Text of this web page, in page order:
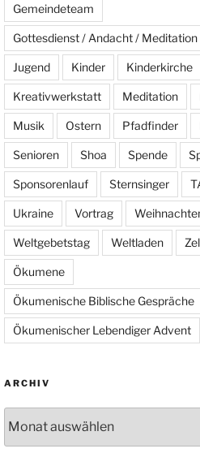
Gemeindeteam
Gottesdienst / Andacht / Meditation
Jugend Kinder Kinderkirche
Kreativwerkstatt Meditation
Musik Ostern Pfadfinder
Senioren Shoa Spende
Sponsorenlauf Sternsinger
Ukraine Vortrag
Weltgebetstag Weltladen
Ökumene
Ökumenische Biblische Gespräche
Ökumenischer Lebendiger Advent
ARCHIV